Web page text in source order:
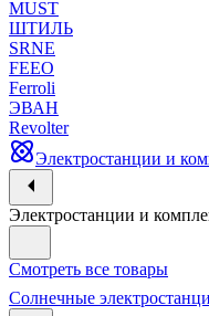
MUST
ШТИЛЬ
SRNE
FEEO
Ferroli
ЭВАН
Revolter
Электростанции и
Электростанции и
Смотреть все товары
Солнечные